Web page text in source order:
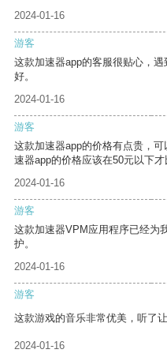
2024-01-16
游客
这款加速器app的客服很贴心，
好。
2024-01-16
游客
这款加速器app的价格有点贵，
速器app的价格应该在50元以下才
2024-01-16
游客
这款加速器VPM应用程序已经为
护。
2024-01-16
游客
这款游戏的音乐非常优美，听了让
2024-01-16